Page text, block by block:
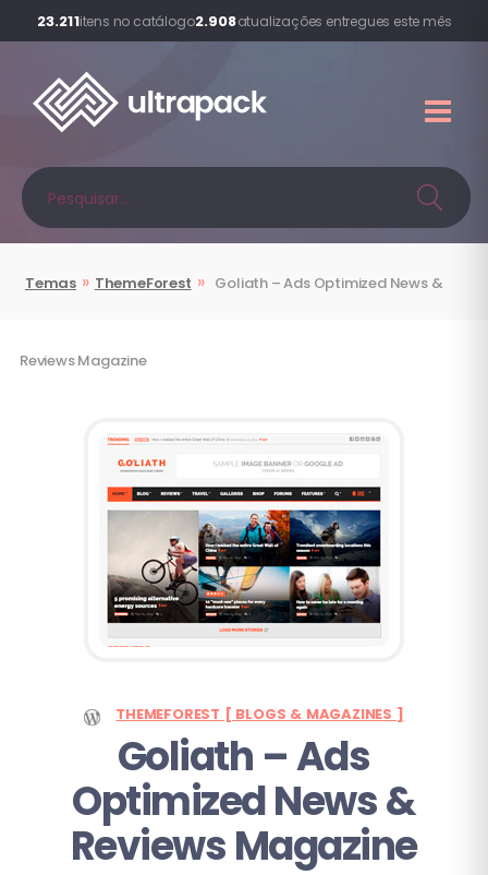
23.211itens no catálogo2.908atualizações entregues este mês
Temas » ThemeForest » Goliath – Ads Optimized News &
Reviews Magazine
THEMEFOREST [ BLOGS & MAGAZINES ]
Goliath – Ads
Optimized News &
Reviews Magazine